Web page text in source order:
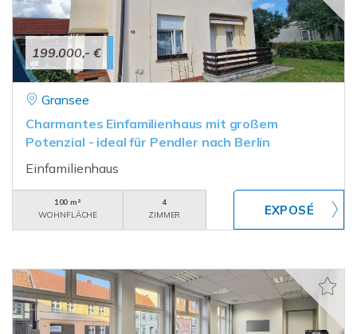
199.000,- €
Gransee
Charmantes Einfamilienhaus mit großem
Potenzial - ideal für Pendler nach Berlin
Einfamilienhaus
100 m²
WOHNFLÄCHE
4
ZIMMER